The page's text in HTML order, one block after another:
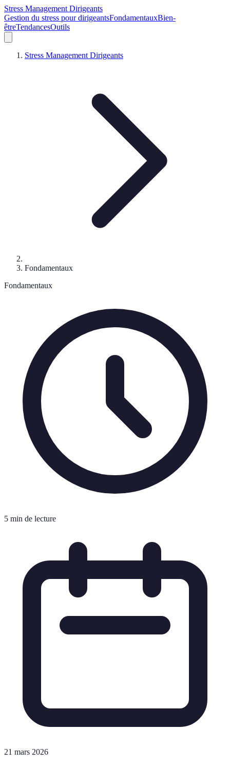
Stress Management Dirigeants
Gestion du stress pour dirigeantsFondamentauxBien-
êtreTendancesOutils
Stress Management Dirigeants
Fondamentaux
Fondamentaux
5 min de lecture
21 mars 2026